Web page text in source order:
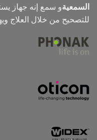
السمعيةو سمع إنه جهاز
للتصحيح من خلال العلاج